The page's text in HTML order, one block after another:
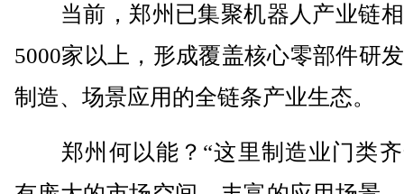
当前，郑州已集聚机器人产业链
5000家以上，形成覆盖核心零部件研
制造、场景应用的全链条产业生态。
郑州何以能？“这里制造业门类齐